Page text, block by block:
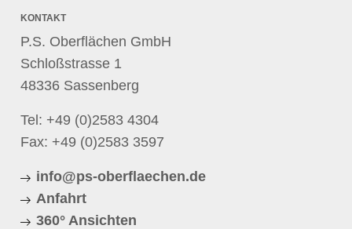
KONTAKT
P.S. Oberflächen GmbH
Schloßstrasse 1
48336 Sassenberg
Tel: +49 (0)2583 4304
Fax: +49 (0)2583 3597
info@ps-oberflaechen.de
Anfahrt
360° Ansichten